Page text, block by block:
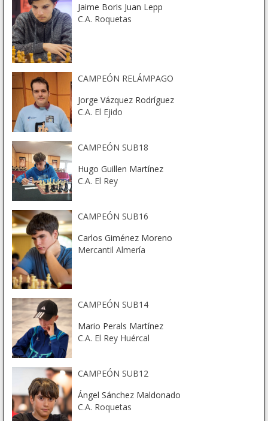
Jaime Boris Juan Lepp
C.A. Roquetas
CAMPEÓN RELÁMPAGO
Jorge Vázquez Rodríguez
C.A. El Ejido
CAMPEÓN SUB18
Hugo Guillen Martínez
C.A. El Rey
CAMPEÓN SUB16
Carlos Giménez Moreno
Mercantil Almería
CAMPEÓN SUB14
Mario Perals Martínez
C.A. El Rey Huércal
CAMPEÓN SUB12
Ángel Sánchez Maldonado
C.A. Roquetas